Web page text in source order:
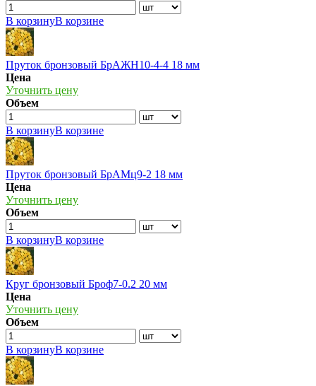
В корзинуВ корзине
Пруток бронзовый БрАЖН10-4-4 18 мм
Цена
Уточнить цену
Объем
В корзинуВ корзине
Пруток бронзовый БрАМц9-2 18 мм
Цена
Уточнить цену
Объем
В корзинуВ корзине
Круг бронзовый Броф7-0.2 20 мм
Цена
Уточнить цену
Объем
В корзинуВ корзине